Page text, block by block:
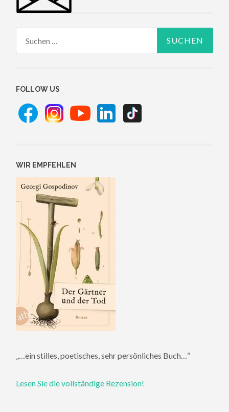
FOLLOW US
WIR EMPFEHLEN
„…ein stilles, poetisches, sehr persönliches Buch…“
Lesen Sie die vollständige Rezension!